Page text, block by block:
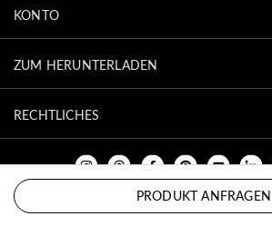
PRODUKT ANFRAGEN
KONTO
ZUM HERUNTERLADEN
RECHTLICHES
NACH OBEN SCROLLEN